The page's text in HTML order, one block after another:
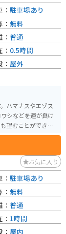
で安心です。 小
ルトもおすすめで
ハマナスやエゾス
シなどを運が良け
望むことができま
駐車場あり
無料
普通
0.5時間
屋外
お気に入り
駐車場あり
無料
普通
1時間
屋内